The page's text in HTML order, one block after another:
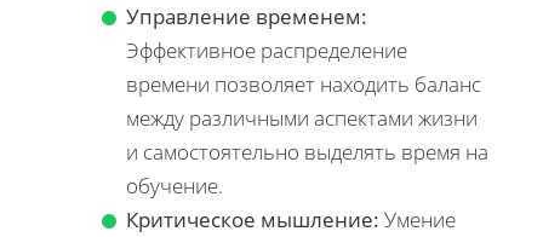
Управление временем:
Эффективное распределение
времени позволяет находить баланс
между различными аспектами жизни
и самостоятельно выделять время на
обучение.
Критическое мышление: Умение